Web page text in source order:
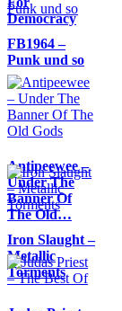
Democracy
FB1964 –
Punk und so
Antipeewee –
Under The
Banner Of
The Old…
Iron Slaught –
Metallic
Torments